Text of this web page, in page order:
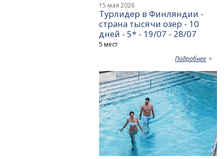
15 мая 2026
Турлидер в Финляндии -
страна тысячи озер - 10
дней - 5* - 19/07 - 28/07
5 мест
Подробнее